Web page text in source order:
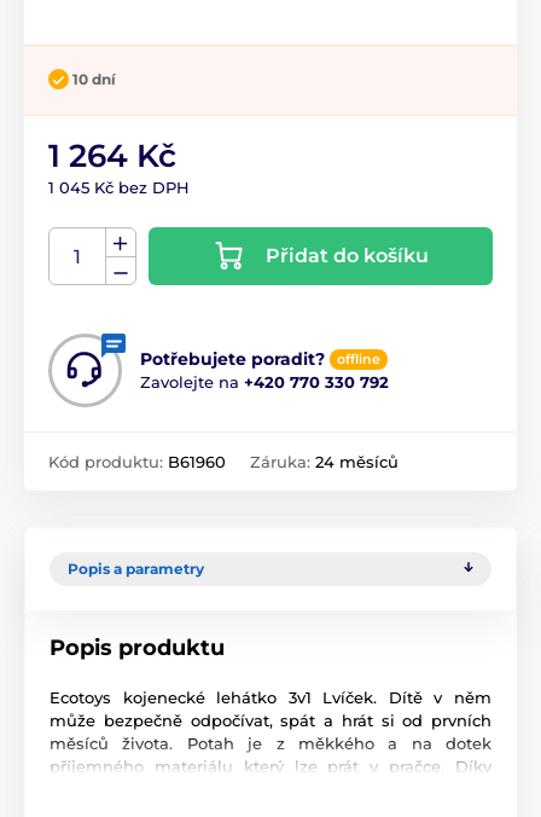
10 dní
1 264 Kč
1 045 Kč bez DPH
Přidat do košíku
Potřebujete poradit? offline
Zavolejte na +420 770 330 792
Kód produktu: B61960 Záruka: 24 měsíců
Popis a parametry
Popis produktu
Ecotoys kojenecké lehátko 3v1 Lvíček. Dítě v něm
může bezpečně odpočívat, spát a hrát si od prvních
měsíců života. Potah je z měkkého a na dotek
příjemného materiálu který lze prát v pračce. Díky